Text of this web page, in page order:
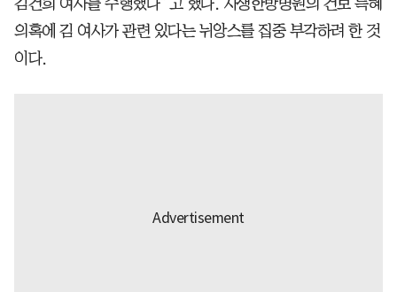
의혹에 김 여사가 관련 있다는 뉘앙스를 집중 부각하려 한 것
이다.